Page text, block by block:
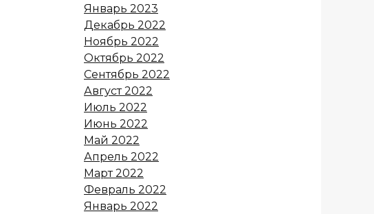
Январь 2023
Декабрь 2022
Ноябрь 2022
Октябрь 2022
Сентябрь 2022
Август 2022
Июль 2022
Июнь 2022
Май 2022
Апрель 2022
Март 2022
Февраль 2022
Январь 2022